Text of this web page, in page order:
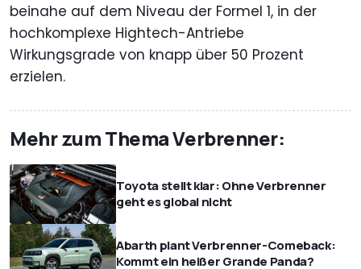
beinahe auf dem Niveau der Formel 1, in der
hochkomplexe Hightech-Antriebe
Wirkungsgrade von knapp über 50 Prozent
erzielen.
Mehr zum Thema Verbrenner:
Toyota stellt klar: Ohne Verbrenner
geht es global nicht
Abarth plant Verbrenner-Comeback:
Kommt ein heißer Grande Panda?